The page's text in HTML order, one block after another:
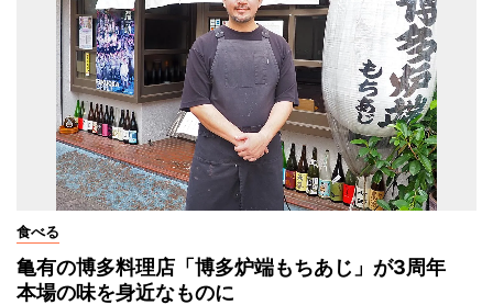
食べる
亀有の博多料理店「博多炉端もちあじ」が3周年
本場の味を身近なものに